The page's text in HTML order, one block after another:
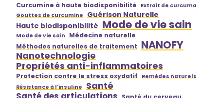
Curcumine à haute biodisponibilité
Extrait de curcuma
Gouttes de curcumine
Guérison Naturelle
Haute biodisponibilité Mode de vie sain
Mode de vie sain
Médecine naturelle
Méthodes naturelles de traitement NANOFY
Nanotechnologie
Propriétés anti-inflammatoires
Protection contre le stress oxydatif
Remèdes naturels
Résistance à l'insuline
Santé